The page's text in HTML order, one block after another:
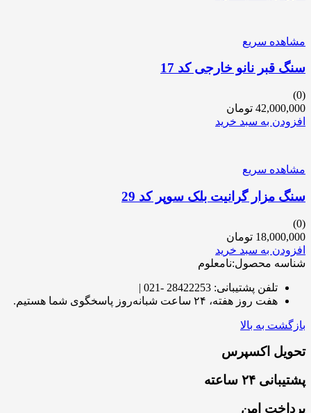
مشاهده سریع
سنگ قبر نانو خارجی کد 17
(0)
42,000,000 تومان
افزودن به سبد خرید
مشاهده سریع
سنگ مزار گرانیت بلک سوپر کد 29
(0)
18,000,000 تومان
افزودن به سبد خرید
شناسه محصول:نامعلوم
تلفن پشتیبانی: 28422253 -021 |
هفت روز هفته، ۲۴ ساعت شبانه‌روز پاسخگوی شما هستیم.
بازگشت به بالا
تحویل اکسپرس
پشتیبانی ۲۴ ساعته
پرداخت امن